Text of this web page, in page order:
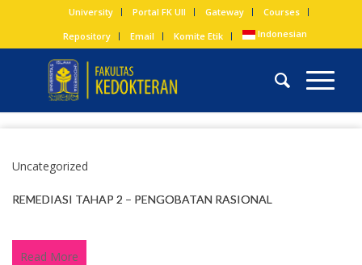
University Portal FK UII Gateway
Courses
Repository
Email Komite Etik Indonesian
Uncategorized
REMEDIASI TAHAP 2 – PENGOBATAN RASIONAL
Read More